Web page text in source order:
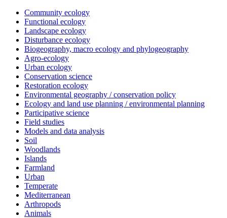
Community ecology
Functional ecology
Landscape ecology
Disturbance ecology
Biogeography, macro ecology and phylogeography
Agro-ecology
Urban ecology
Conservation science
Restoration ecology
Environmental geography / conservation policy
Ecology and land use planning / environmental planning
Participative science
Field studies
Models and data analysis
Soil
Woodlands
Islands
Farmland
Urban
Temperate
Mediterranean
Arthropods
Animals